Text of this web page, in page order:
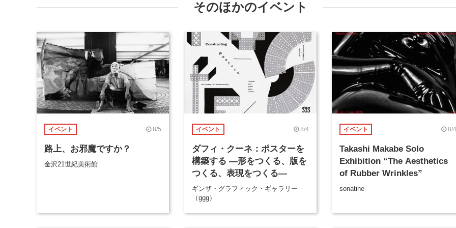
そのほかのイベント
イベント 8/5
路上、お邪魔ですか？
金沢21世紀美術館
イベント 8/4
ダフィ・クーネ：ポスターを
構築する ―形をつくる、版を
つくる、表現をつくる―
ギンザ・グラフィック・ギャラリー
（ggg）
イベント 8/4
Takashi Makabe Solo
Exhibition “The Aesthetics
of Rubber Wrinkles”
sonatine